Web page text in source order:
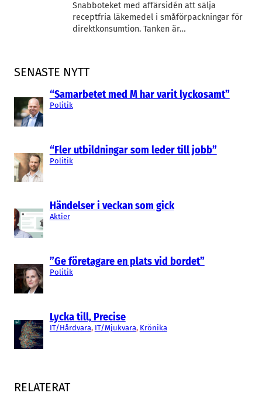
SENASTE NYTT
“Samarbetet med M har varit lyckosamt”
Politik
“Fler utbildningar som leder till jobb”
Politik
Händelser i veckan som gick
Aktier
”Ge företagare en plats vid bordet”
Politik
Lycka till, Precise
IT/Hårdvara, IT/Mjukvara, Krönika
Snabboteket med affärsidén att sälja
receptfria läkemedel i småförpackningar för
direktkonsumtion. Tanken är…
RELATERAT